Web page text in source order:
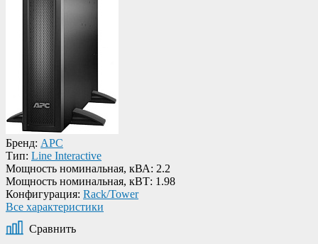
Бренд: APC
Тип: Line Interactive
Мощность номинальная, кВА: 2.2
Мощность номинальная, кВТ: 1.98
Конфигурация: Rack/Tower
Все характеристики
Сравнить